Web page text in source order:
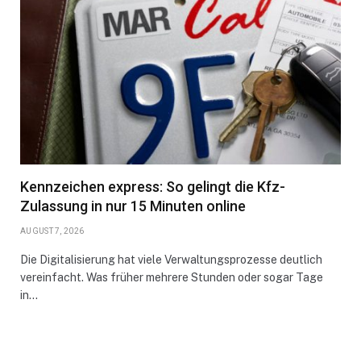
Kennzeichen express: So gelingt die Kfz-
Zulassung in nur 15 Minuten online
AUGUST 7, 2026
Die Digitalisierung hat viele Verwaltungsprozesse deutlich
vereinfacht. Was früher mehrere Stunden oder sogar Tage
in…